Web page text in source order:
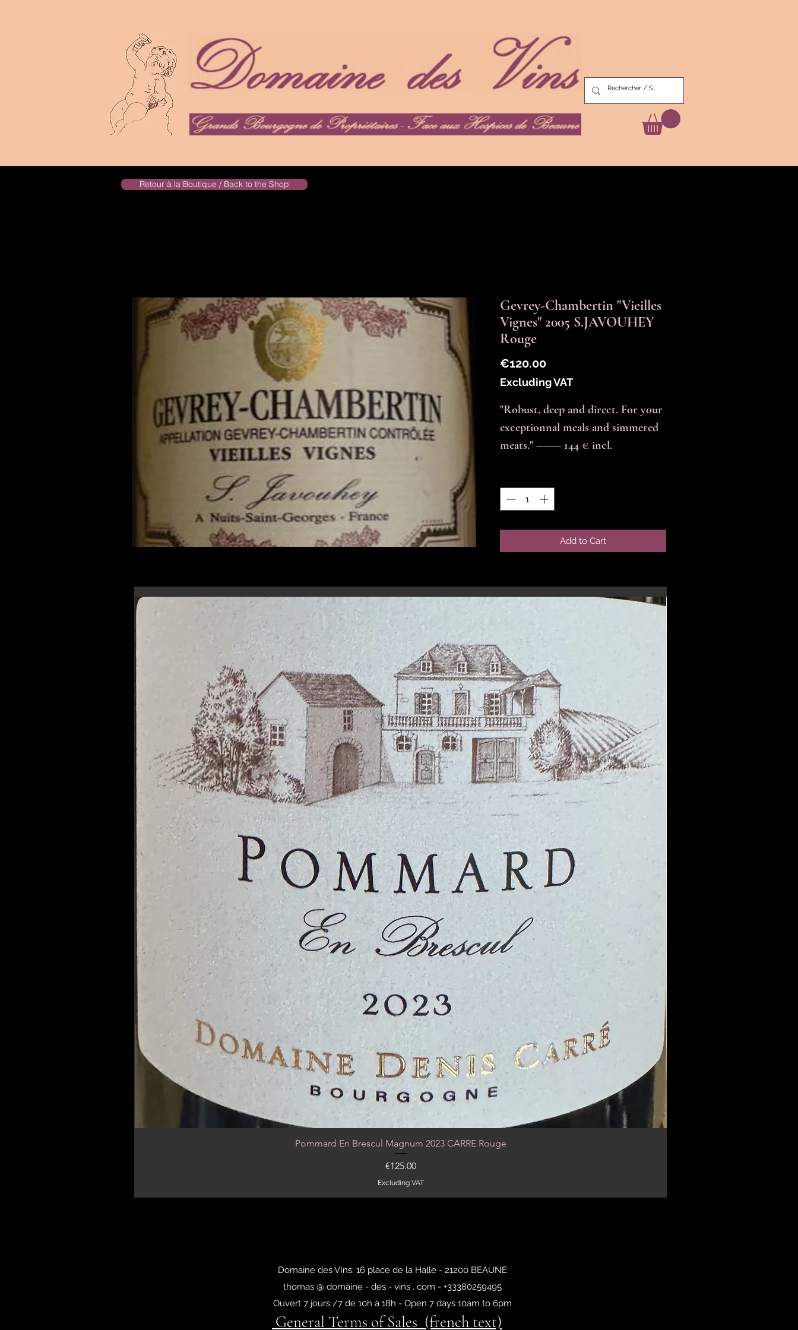
Retour à la Boutique / Back to the Shop
Quick View
Pommard En Brescul Magnum 2023 CARRE Rouge
Price
€125.00
Excluding VAT
Gevrey-Chambertin "Vieilles
Vignes" 2005 S.JAVOUHEY
Rouge
€120.00Price
Excluding VAT
"Robust, deep and direct. For your
exceptionnal meals and simmered
meats." ------- 144 € incl.
Add to Cart
Domaine des VIns: 16 place de la Halle - 21200 BEAUNE
thomas @ domaine - des - vins . com - +33380259495
Ouvert 7 jours /7 de 10h à 18h - Open 7 days 10am to 6pm
General Terms of Sales (french text)